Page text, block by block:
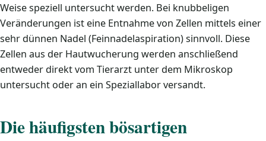
Weise speziell untersucht werden. Bei knubbeligen
Veränderungen ist eine Entnahme von Zellen mittels einer
sehr dünnen Nadel (Feinnadelaspiration) sinnvoll. Diese
Zellen aus der Hautwucherung werden anschließend
entweder direkt vom Tierarzt unter dem Mikroskop
untersucht oder an ein Speziallabor versandt.
Die häufigsten bösartigen